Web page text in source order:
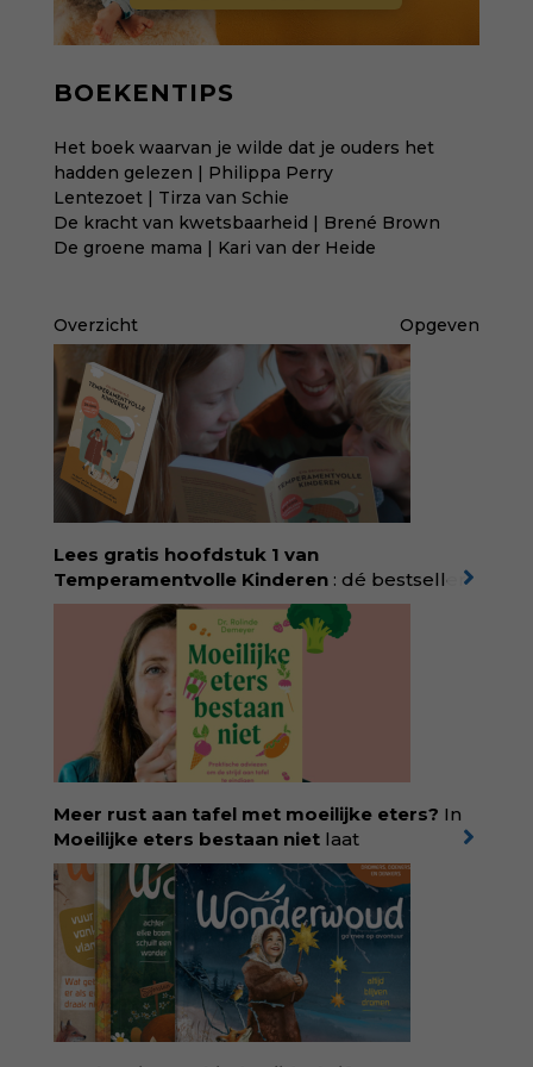
BOEKENTIPS
Het boek waarvan je wilde dat je ouders het
hadden gelezen | Philippa Perry
Lentezoet | Tirza van Schie
De kracht van kwetsbaarheid | Brené Brown
De groene mama | Kari van der Heide
Overzicht Opgeven
Lees gratis hoofdstuk 1 van
Temperamentvolle Kinderen : dé bestseller
van pedagoog Eva Bronsveld. In het boek
Temperamentvolle kinderen vind je 25 jaar
aan kennis en ervaring. Met ruim 50.000
verkochte exemplaren met recht een
bestseller, waarmee Eva veel gezinnen heeft
kunnen helpen. Ze schrijft met een
liefdevolle kijk op kinderen en veel begrip
voor ouders. Download het hoofdstuk gratis
via:
evabronsveld.plugandpay.nl/r?
id=ZcYxEBJH
Meer rust aan tafel met moeilijke eters? In
Moeilijke eters bestaan niet laat
kinderdiëtist en lactatiekundigeRolinde
Demeyerzien wat er schuilgaat achter
eetgedrag dat ouders zorgen baart. Met
aandacht voor ontwikkeling,
neurodivergentie en medische oorzaken
helpt ze hardnekkige misverstanden los te
laten en maakt ze van eten weer een
moment van verbinding. Bestel via je lokale